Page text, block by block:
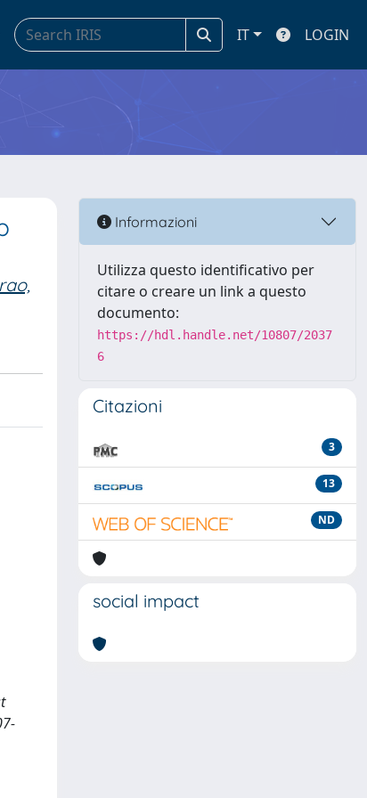
IT LOGIN
Informazioni
Utilizza questo identificativo per
citare o creare un link a questo
documento:
https://hdl.handle.net/10807/2037
6
Citazioni
3
13
ND
social impact